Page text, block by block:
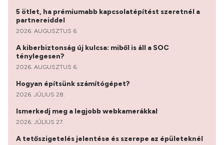
5 ötlet, ha prémiumabb kapcsolatépítést szeretnél a
partnereiddel
2026. AUGUSZTUS 6.
A kiberbiztonság új kulcsa: miből is áll a SOC
ténylegesen?
2026. AUGUSZTUS 6.
Hogyan építsünk számítógépet?
2026. JÚLIUS 28.
Ismerkedj meg a legjobb webkamerákkal
2026. JÚLIUS 27.
A tetőszigetelés jelentése és szerepe az épületeknél